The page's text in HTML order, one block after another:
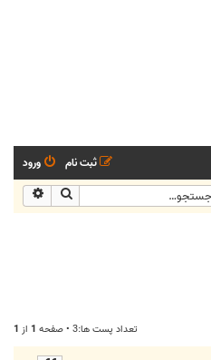
ورود
ثبت نام
جستجو
تعداد پست ها:3 • صفحه 1 از 1